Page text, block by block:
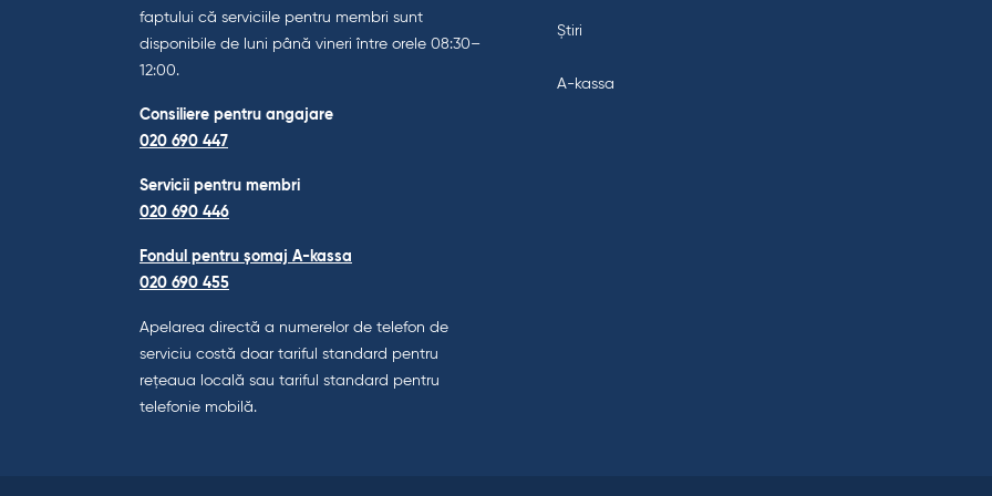
faptului că serviciile pentru membri sunt
disponibile de luni până vineri între orele 08:30–
12:00.
Consiliere pentru angajare
020 690 447
Servicii pentru membri
020 690 446
Fondul pentru șomaj A-kassa
020 690 455
Apelarea directă a numerelor de telefon de
serviciu costă doar tariful standard pentru
rețeaua locală sau tariful standard pentru
telefonie mobilă.
Știri
A-kassa